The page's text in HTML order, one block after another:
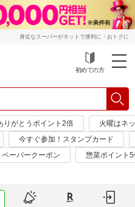
身近なスーパーがネットで便利に・おトクに
初めての方
りがとうポイント2倍
火曜はネ
今すぐ参加！スタンプカード
ペーパークーポン
惣菜ポイント